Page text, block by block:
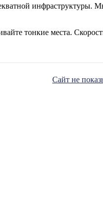
тонкие места.
Сайт не